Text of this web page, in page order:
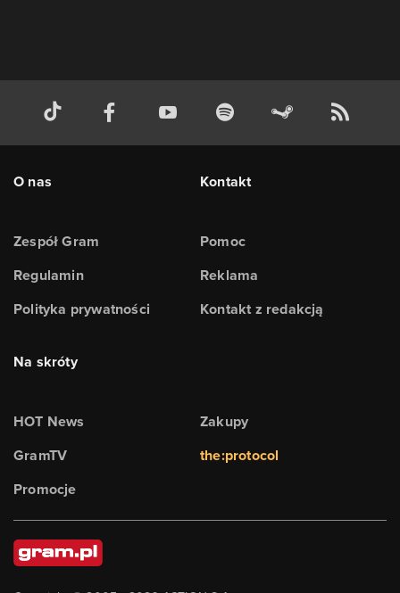
O nas
Zespół Gram
Regulamin
Polityka prywatności
Kontakt
Pomoc
Reklama
Kontakt z redakcją
Na skróty
HOT News
GramTV
Promocje
Zakupy
the:protocol